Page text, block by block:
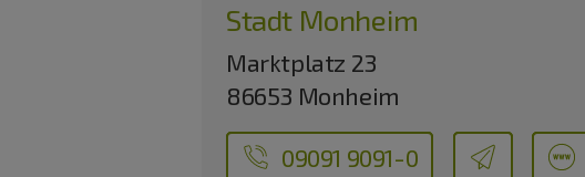
Stadt Monheim
Marktplatz 23
86653 Monheim
09091 9091-0